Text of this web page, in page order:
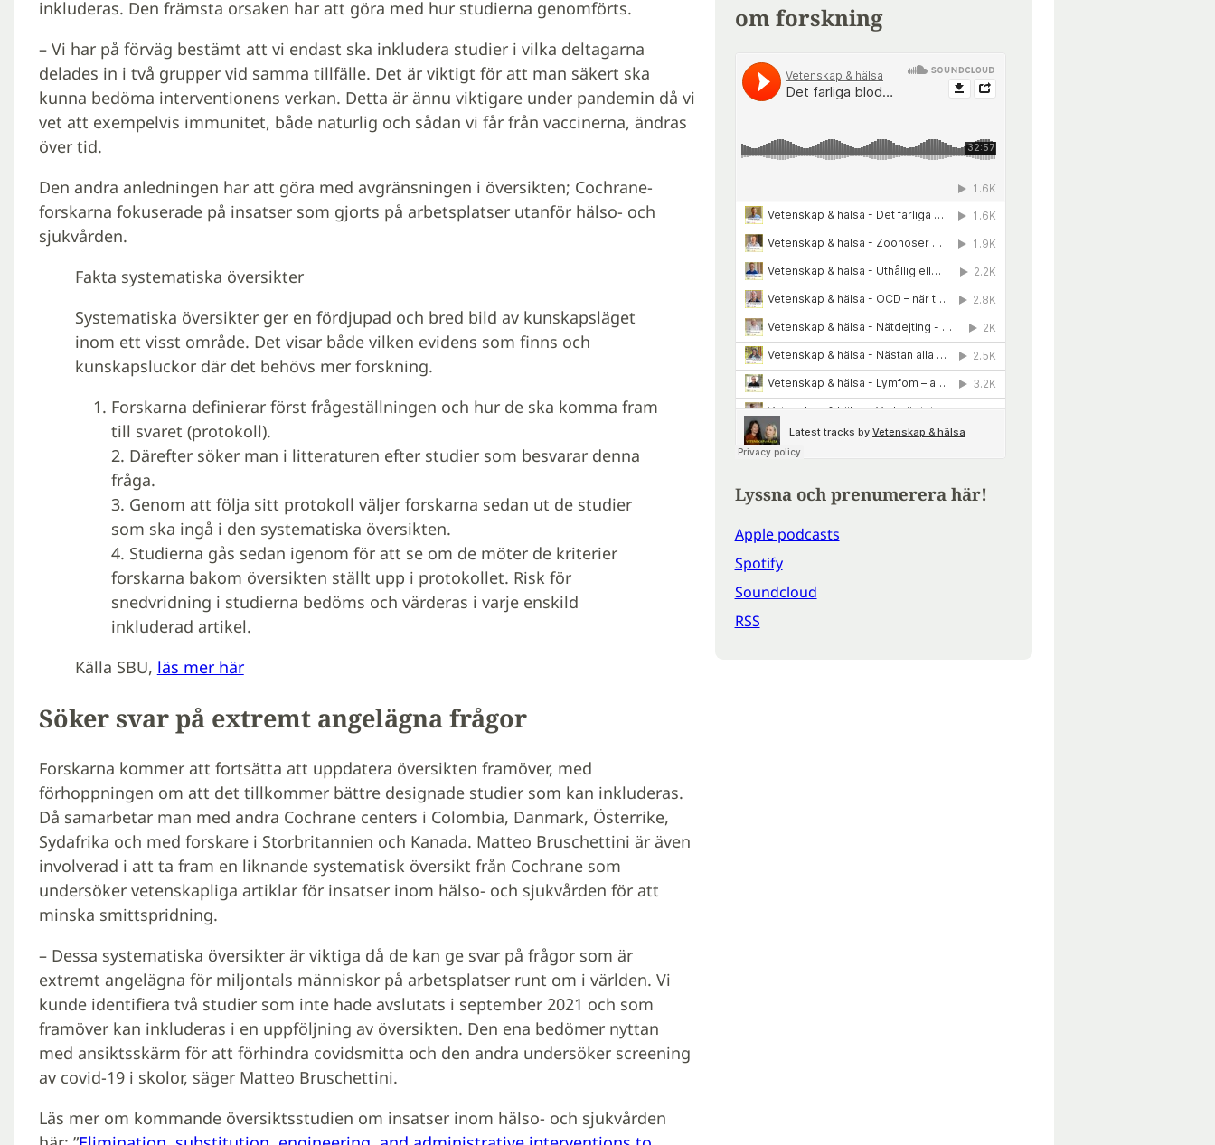
inkluderas. Den främsta orsaken har att göra med hur studierna genomförts.
– Vi har på förväg bestämt att vi endast ska inkludera studier i vilka deltagarna
delades in i två grupper vid samma tillfälle. Det är viktigt för att man säkert ska
kunna bedöma interventionens verkan. Detta är ännu viktigare under pandemin då vi
vet att exempelvis immunitet, både naturlig och sådan vi får från vaccinerna, ändras
över tid.
Den andra anledningen har att göra med avgränsningen i översikten; Cochrane-
forskarna fokuserade på insatser som gjorts på arbetsplatser utanför hälso- och
sjukvården.
Fakta systematiska översikter
Systematiska översikter ger en fördjupad och bred bild av kunskapsläget
inom ett visst område. Det visar både vilken evidens som finns och
kunskapsluckor där det behövs mer forskning.
Forskarna definierar först frågeställningen och hur de ska komma fram
till svaret (protokoll).
2. Därefter söker man i litteraturen efter studier som besvarar denna
fråga.
3. Genom att följa sitt protokoll väljer forskarna sedan ut de studier
som ska ingå i den systematiska översikten.
4. Studierna gås sedan igenom för att se om de möter de kriterier
forskarna bakom översikten ställt upp i protokollet. Risk för
snedvridning i studierna bedöms och värderas i varje enskild
inkluderad artikel.
Källa SBU, läs mer här
Söker svar på extremt angelägna frågor
Forskarna kommer att fortsätta att uppdatera översikten framöver, med
förhoppningen om att det tillkommer bättre designade studier som kan inkluderas.
Då samarbetar man med andra Cochrane centers i Colombia, Danmark, Österrike,
Sydafrika och med forskare i Storbritannien och Kanada. Matteo Bruschettini är även
involverad i att ta fram en liknande systematisk översikt från Cochrane som
undersöker vetenskapliga artiklar för insatser inom hälso- och sjukvården för att
minska smittspridning.
– Dessa systematiska översikter är viktiga då de kan ge svar på frågor som är
extremt angelägna för miljontals människor på arbetsplatser runt om i världen. Vi
kunde identifiera två studier som inte hade avslutats i september 2021 och som
framöver kan inkluderas i en uppföljning av översikten. Den ena bedömer nyttan
med ansiktsskärm för att förhindra covidsmitta och den andra undersöker screening
av covid-19 i skolor, säger Matteo Bruschettini.
Läs mer om kommande översiktsstudien om insatser inom hälso- och sjukvården
om forskning
Lyssna och prenumerera här!
Apple podcasts
Spotify
Soundcloud
RSS